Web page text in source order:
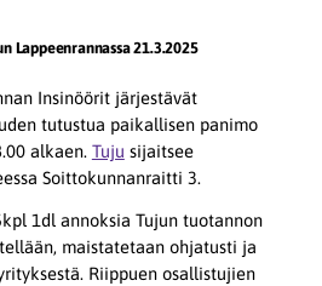
Lappeenrannassa 21.3.2025
Insinöörit järjestävät
tutustua paikallisen panimo
alkaen. Tuju sijaitsee
Soittokunnanraitti 3.
1dl annoksia Tujun tuotannon
maistatetaan ohjatusti ja
Riippuen osallistujien